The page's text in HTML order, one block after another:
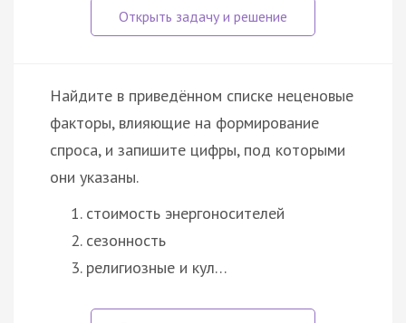
Найдите в приведённом списке неценовые
факторы, влияющие на формирование
спроса, и запишите цифры, под которыми
они указаны.
стоимость энергоносителей
сезонность
религиозные и кул…